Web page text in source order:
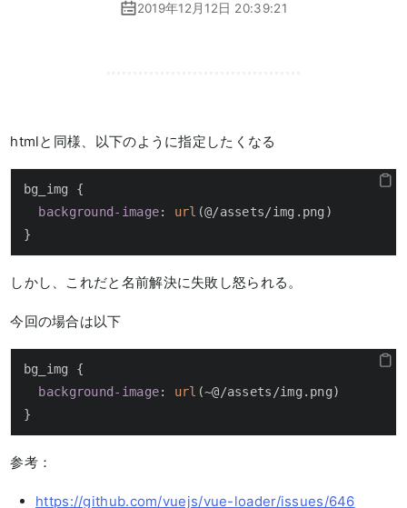
2019年12月12日 20:39:21
htmlと同様、以下のように指定したくなる
bg_img {
background-image: url (@/assets/img.png)
}
しかし、これだと名前解決に失敗し怒られる。
今回の場合は以下
bg_img {
background-image: url (~@/assets/img.png)
}
参考：
https://github.com/vuejs/vue-loader/issues/646